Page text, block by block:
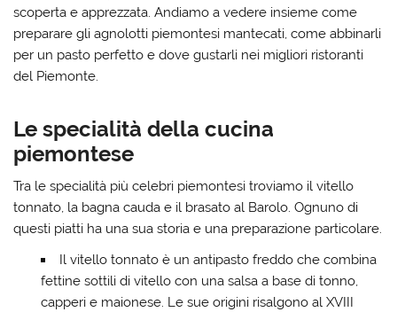
scoperta e apprezzata. Andiamo a vedere insiemecome
preparare gli agnolotti piemontesi mantecati, come abbinarli
per un pasto perfetto e dove gustarli nei migliori ristoranti
del Piemonte.
Le specialità della cucina
piemontese
Tra le specialità più celebri piemontesi troviamo il vitello
tonnato, la bagna cauda e il brasato al Barolo. Ognuno di
questi piatti ha una sua storia e una preparazione particolare.
Il vitello tonnatoè un antipasto freddo che combina
fettine sottili di vitello con una salsa a base di tonno,
capperi e maionese. Le sue origini risalgono al XVIII